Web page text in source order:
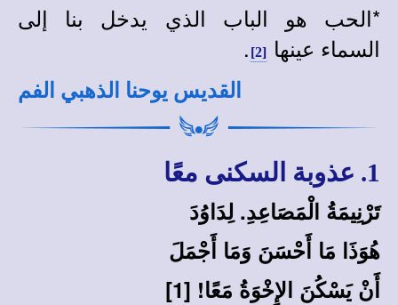
*الحب هو الباب الذي يدخل بنا إلى
السماء عينها [2]
.
القديس يوحنا الذهبي الفم
1. عذوبة السكنى معًا
تَرْنِيمَةُ الْمَصَاعِدِ. لِدَاوُدَ
هُوَذَا مَا أَحْسَنَ وَمَا أَجْمَلَ
أَنْ يَسْكُنَ الإِخْوَةُ مَعًا! [1]